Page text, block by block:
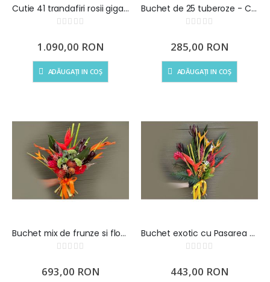
Cutie 41 trandafiri rosii gigant
Rating:
1.090,00 RON
ADĂUGAȚI IN COȘ
Buchet de 25 tuberoze - Chiparoase
Rating:
285,00 RON
ADĂUGAȚI IN COȘ
Buchet mix de frunze si flori exotice
Rating:
693,00 RON
Buchet exotic cu Pasarea Paradisului
Rating:
443,00 RON